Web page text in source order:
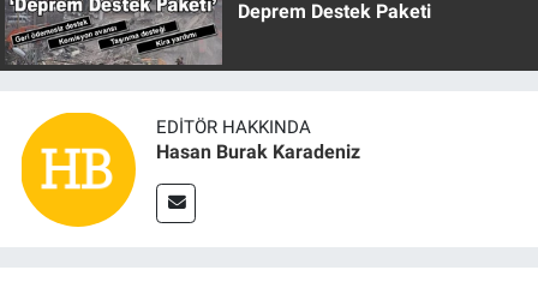
Deprem Destek Paketi
EDITÖR HAKKINDA
Hasan Burak Karadeniz